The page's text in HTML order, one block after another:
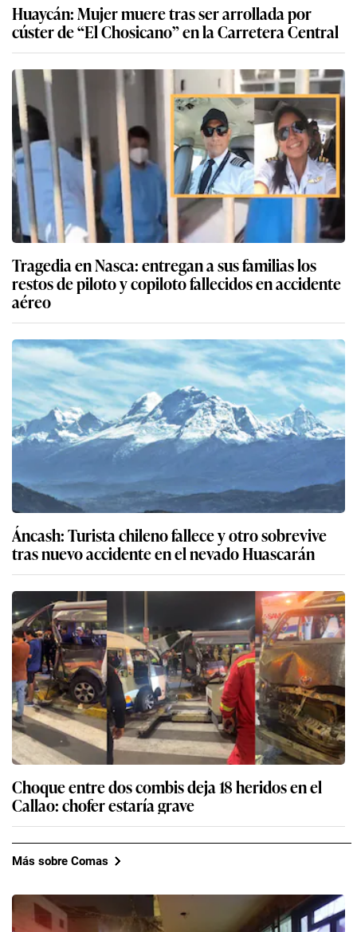
Huaycán: Mujer muere tras ser arrollada por
cúster de “El Chosicano” en la Carretera Central
Tragedia en Nasca: entregan a sus familias los
restos de piloto y copiloto fallecidos en accidente
aéreo
Áncash: Turista chileno fallece y otro sobrevive
tras nuevo accidente en el nevado Huascarán
Choque entre dos combis deja 18 heridos en el
Callao: chofer estaría grave
Más sobre Comas